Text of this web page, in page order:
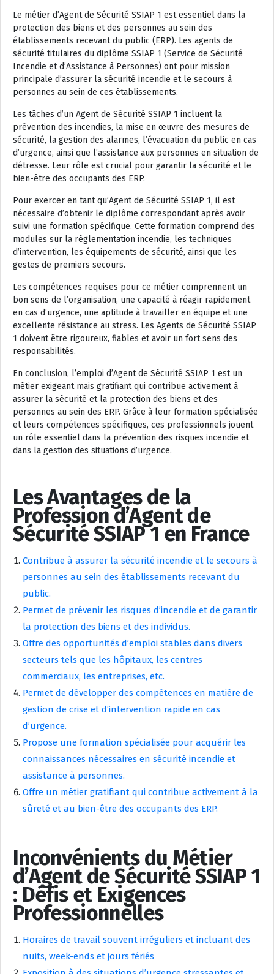
Le métier d’Agent de Sécurité SSIAP 1 est essentiel dans la
protection des biens et des personnes au sein des
établissements recevant du public (ERP). Les agents de
sécurité titulaires du diplôme SSIAP 1 (Service de Sécurité
Incendie et d’Assistance à Personnes) ont pour mission
principale d’assurer la sécurité incendie et le secours à
personnes au sein de ces établissements.
Les tâches d’un Agent de Sécurité SSIAP 1 incluent la
prévention des incendies, la mise en œuvre des mesures de
sécurité, la gestion des alarmes, l’évacuation du public en cas
d’urgence, ainsi que l’assistance aux personnes en situation de
détresse. Leur rôle est crucial pour garantir la sécurité et le
bien-être des occupants des ERP.
Pour exercer en tant qu’Agent de Sécurité SSIAP 1, il est
nécessaire d’obtenir le diplôme correspondant après avoir
suivi une formation spécifique. Cette formation comprend des
modules sur la réglementation incendie, les techniques
d’intervention, les équipements de sécurité, ainsi que les
gestes de premiers secours.
Les compétences requises pour ce métier comprennent un
bon sens de l’organisation, une capacité à réagir rapidement
en cas d’urgence, une aptitude à travailler en équipe et une
excellente résistance au stress. Les Agents de Sécurité SSIAP
1 doivent être rigoureux, fiables et avoir un fort sens des
responsabilités.
En conclusion, l’emploi d’Agent de Sécurité SSIAP 1 est un
métier exigeant mais gratifiant qui contribue activement à
assurer la sécurité et la protection des biens et des
personnes au sein des ERP. Grâce à leur formation spécialisée
et leurs compétences spécifiques, ces professionnels jouent
un rôle essentiel dans la prévention des risques incendie et
dans la gestion des situations d’urgence.
Les Avantages de la
Profession d’Agent de
Sécurité SSIAP 1 en France
Contribue à assurer la sécurité incendie et le secours à
personnes au sein des établissements recevant du
public.
Permet de prévenir les risques d’incendie et de garantir
la protection des biens et des individus.
Offre des opportunités d’emploi stables dans divers
secteurs tels que les hôpitaux, les centres
commerciaux, les entreprises, etc.
Permet de développer des compétences en matière de
gestion de crise et d’intervention rapide en cas
d’urgence.
Propose une formation spécialisée pour acquérir les
connaissances nécessaires en sécurité incendie et
assistance à personnes.
Offre un métier gratifiant qui contribue activement à la
sûreté et au bien-être des occupants des ERP.
Inconvénients du Métier
d’Agent de Sécurité SSIAP 1
: Défis et Exigences
Professionnelles
Horaires de travail souvent irréguliers et incluant des
nuits, week-ends et jours fériés